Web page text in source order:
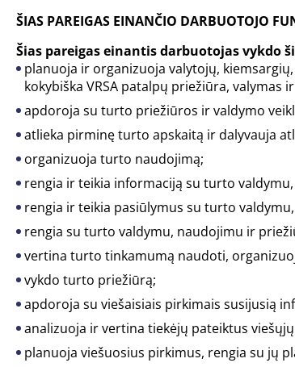
ŠIAS PAREIGAS EINANČIO DARBUOTOJO
Šias pareigas einantis darbuotojas vykdo
planuoja ir organizuoja valytojų,
kokybiška VRSA patalpų priežiūra, valymas
apdoroja su turto priežiūros ir valdymo
atlieka pirminę turto apskaitą ir dalyvauja
organizuoja turto naudojimą;
rengia ir teikia informaciją su turto
rengia ir teikia pasiūlymus su turto
rengia su turto valdymu, naudojimu ir
vertina turto tinkamumą naudoti,
vykdo turto priežiūrą;
apdoroja su viešaisiais pirkimais susijusią
analizuoja ir vertina tiekėjų pateiktus
planuoja viešuosius pirkimus, rengia su jų